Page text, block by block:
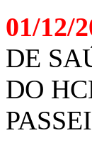
01/12/
DE
DO